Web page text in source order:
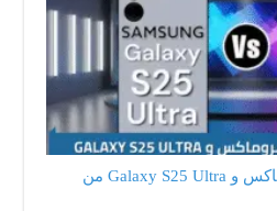
مقارنة بين ايفون 17 بروماكس و Galaxy S25 Ultra من